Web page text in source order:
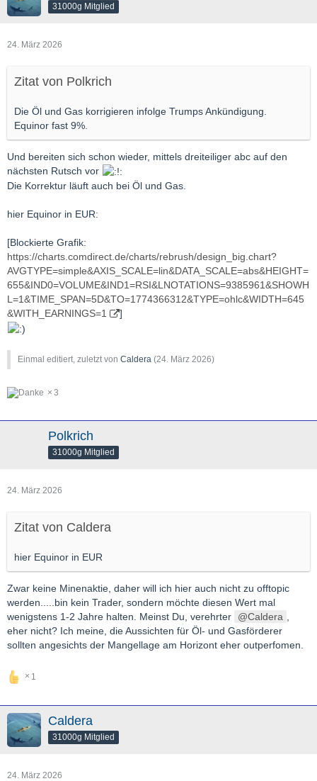
31000g Mitglied
24. März 2026
Zitat von Polkrich
Die Öl und Gas korrigieren infolge Trumps Ankündigung.
Equinor fast 9%.
Und bereiten sich schon wieder, mittels dreiteiliger abc auf den
nächsten Rutsch vor
Die Korrektur läuft auch bei Öl und Gas.
hier Equinor in EUR:
[Blockierte Grafik:
https://charts.comdirect.de/charts/rebrush/design_big.chart?
AVGTYPE=simple&AXIS_SCALE=lin&DATA_SCALE=abs&HEIGHT=
655&IND0=VOLUME&IND1=RSI&LNOTATIONS=9385961&SHOWH
L=1&TIME_SPAN=5D&TO=1774366312&TYPE=ohlc&WIDTH=645
&WITH_EARNINGS=1
]
Einmal editiert, zuletzt von Caldera (24. März 2026)
3
Polkrich
31000g Mitglied
24. März 2026
Zitat von Caldera
hier Equinor in EUR
Zwar keine Minenaktie, daher will ich hier auch nicht zu offtopic
werden.....bin kein Trader, sondern möchte diesen Wert mal
wenigstens 1-2 Jahre halten. Meinst Du, verehrter
Caldera
eher nicht? Ich meine, die Aussichten für Öl- und Gasförderer
sollten angesichts der Mangellage am Horizont eher outperfomen.
1
Caldera
31000g Mitglied
24. März 2026